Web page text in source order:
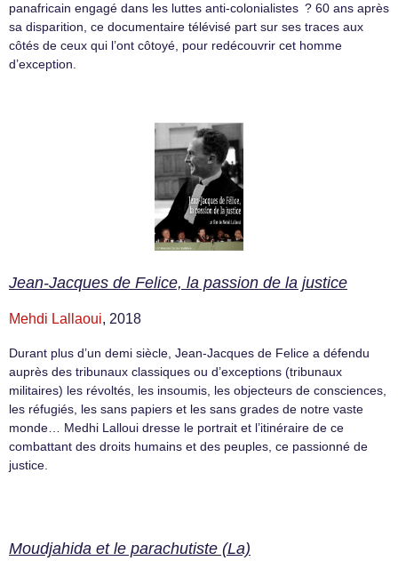
panafricain engagé dans les luttes anti-colonialistes ? 60 ans après
sa disparition, ce documentaire télévisé part sur ses traces aux
côtés de ceux qui l’ont côtoyé, pour redécouvrir cet homme
d’exception.
Jean-Jacques de Felice, la passion de la justice
Mehdi Lallaoui, 2018
Durant plus d’un demi siècle, Jean-Jacques de Felice a défendu
auprès des tribunaux classiques ou d’exceptions (tribunaux
militaires) les révoltés, les insoumis, les objecteurs de consciences,
les réfugiés, les sans papiers et les sans grades de notre vaste
monde… Medhi Lalloui dresse le portrait et l’itinéraire de ce
combattant des droits humains et des peuples, ce passionné de
justice.
Moudjahida et le parachutiste (La)